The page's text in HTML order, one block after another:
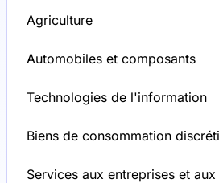
Agriculture
Automobiles et composants
Technologies de l'information
Biens de consommation
Services aux entreprises et